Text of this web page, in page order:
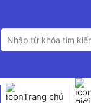
Tìm
kiếm:
Trang chủ